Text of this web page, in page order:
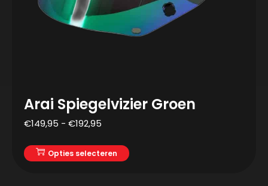
Arai Spiegelvizier Groen
€149,95 - €192,95
Opties selecteren